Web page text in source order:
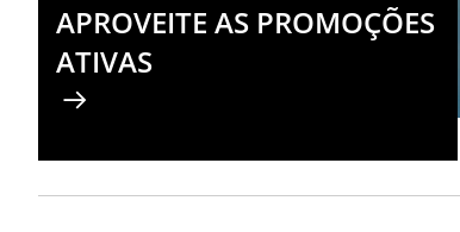
APROVEITE AS PROMOÇÕES
ATIVAS